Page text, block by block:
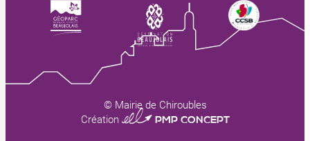
© Mairie de Chiroubles
Création 0123 PMP CONCEPT